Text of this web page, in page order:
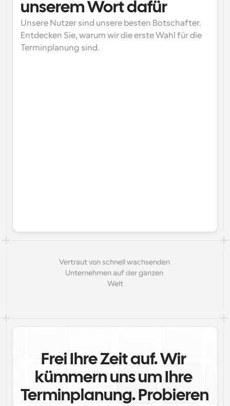
unserem Wort dafür
Unsere Nutzer sind unsere besten Botschafter.
Entdecken Sie, warum wir die erste Wahl für die
Terminplanung sind.
Vertraut von schnell wachsenden
Unternehmen auf der ganzen
Welt
Frei Ihre Zeit auf. Wir
kümmern uns um Ihre
Terminplanung. Probieren